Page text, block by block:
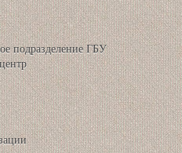
подразделение ГБУ